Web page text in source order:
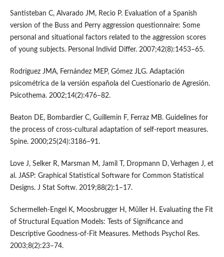
Santisteban C, Alvarado JM, Recio P. Evaluation of a Spanish
version of the Buss and Perry aggression questionnaire: Some
personal and situational factors related to the aggression scores
of young subjects. Personal Individ Differ. 2007;42(8):1453–65.
Rodríguez JMA, Fernández MEP, Gómez JLG. Adaptación
psicométrica de la versión española del Cuestionario de Agresión.
Psicothema. 2002;14(2):476–82.
Beaton DE, Bombardier C, Guillemin F, Ferraz MB. Guidelines for
the process of cross-cultural adaptation of self-report measures.
Spine. 2000;25(24):3186–91.
Love J, Selker R, Marsman M, Jamil T, Dropmann D, Verhagen J, et
al. JASP: Graphical Statistical Software for Common Statistical
Designs. J Stat Softw. 2019;88(2):1–17.
Schermelleh-Engel K, Moosbrugger H, Müller H. Evaluating the Fit
of Structural Equation Models: Tests of Significance and
Descriptive Goodness-of-Fit Measures. Methods Psychol Res.
2003;8(2):23–74.